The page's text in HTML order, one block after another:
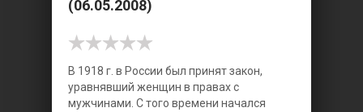
(06.05.2008)
В 1918 г. в России был принят закон,
уравнявший женщин в правах с
мужчинами. С того времени начался